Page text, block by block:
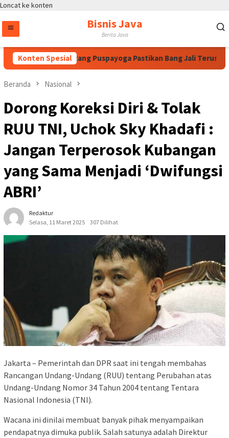
Loncat ke konten
Bisnis Java
Berita Java
Konten Spesial
Megawati, Bintang Puspayoga Pastikan Bang Jali Terus
Beranda Nasional
Dorong Koreksi Diri & Tolak
RUU TNI, Uchok Sky Khadafi :
Jangan Terperosok Kubangan
yang Sama Menjadi ‘Dwifungsi
ABRI’
Redaktur
Selasa, 11 Maret 2025
307 Dilihat
Jakarta – Pemerintah dan DPR saat ini tengah membahas
Rancangan Undang-Undang (RUU) tentang Perubahan atas
Undang-Undang Nomor 34 Tahun 2004 tentang Tentara
Nasional Indonesia (TNI).
Wacana ini dinilai membuat banyak pihak menyampaikan
pendapatnya dimuka publik. Salah satunya adalah Direktur